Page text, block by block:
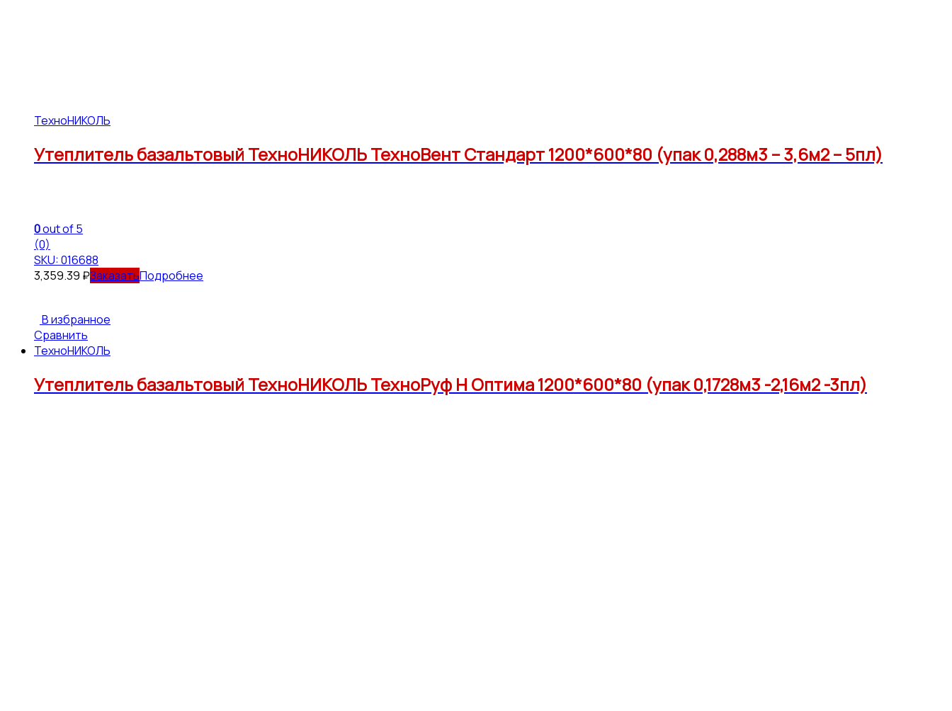
ТехноНИКОЛЬ
Утеплитель базальтовый ТехноНИКОЛЬ ТехноВент Стандарт 1200*600*80 (упак 0,288м3 – 3,6м2 – 5пл)
0out of 5
(0)
SKU: 016688
3,359.39 ₽ Подробнее
В избранное
Сравнить
ТехноНИКОЛЬ
Утеплитель базальтовый ТехноНИКОЛЬ ТехноРуф Н Оптима 1200*600*80 (упак 0,1728м3 -2,16м2 -3пл)